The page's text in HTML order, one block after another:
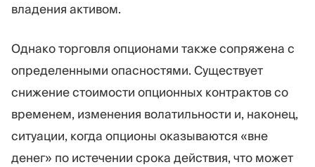
владения активом.
Однако торговля опционами также сопряжена с
определенными опасностями. Существует
снижение стоимости опционных контрактов со
временем, изменения волатильности и, наконец,
ситуации, когда опционы оказываются «вне
денег» по истечении срока действия, что может